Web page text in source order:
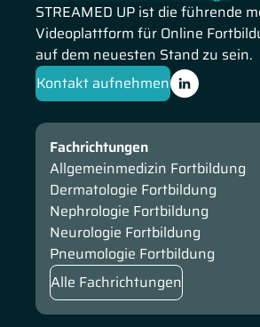
STREAMED UP ist die führende
Videoplattform für Online
auf dem neuesten Stand zu sein.
Kontakt aufnehmen
Fachrichtungen
Allgemeinmedizin Fortbildung
Dermatologie Fortbildung
Nephrologie Fortbildung
Neurologie Fortbildung
Pneumologie Fortbildung
Alle Fachrichtungen